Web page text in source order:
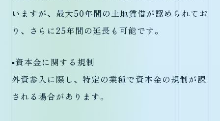
いますが、最大50年間の土地賃借が認められてお
り、さらに25年間の延長も可能です。
▪️資本金に関する規制
外資参入に際し、特定の業種で資本金の規制が課
される場合があります。